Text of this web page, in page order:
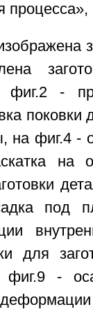
процесса»,
фиг.2 -
поковки
на фиг.4 -
на
под
для
фиг.9 -